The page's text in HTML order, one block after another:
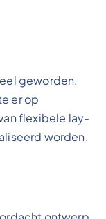
geworden.
er op
flexibele lay-
worden.